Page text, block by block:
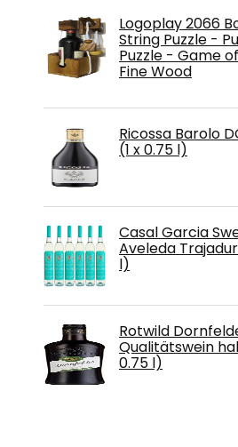
Logoplay 2066
String Puzzle -
Puzzle - Game
Fine Wood
Ricossa Barolo
(1 x 0.75 l)
Casal Garcia
Aveleda
l)
Rotwild
Qualitätswein
0.75 l)